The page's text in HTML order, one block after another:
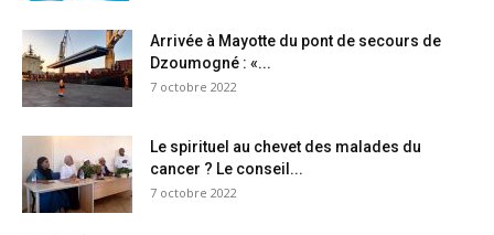
Arrivée à Mayotte du pont de secours de
Dzoumogné : «...
7 octobre 2022
Le spirituel au chevet des malades du
cancer ? Le conseil...
7 octobre 2022